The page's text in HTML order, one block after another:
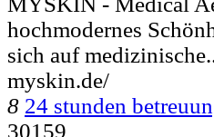
hochmodernes
sich auf
myskin.de/
8 24 stunden
30159